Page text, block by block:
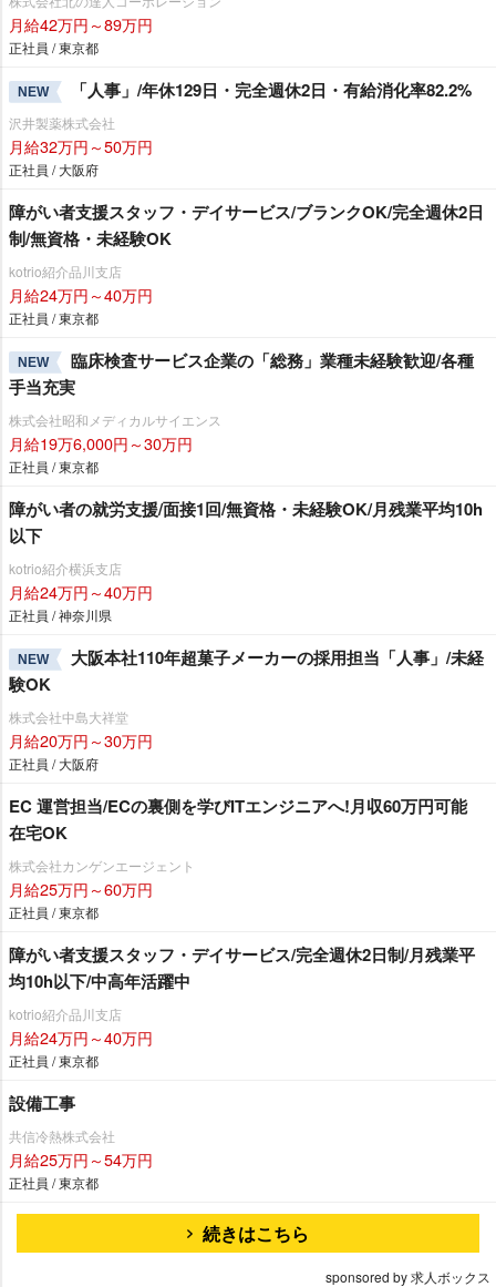
月給42万円～89万円
正社員 / 東京都
NEW 「人事」/年休129日・完全週休2日・有給消化率82.2%
沢井製薬株式会社
月給32万円～50万円
正社員 / 大阪府
障がい者支援スタッフ・デイサービス/ブランクOK/完全週休2日
制/無資格・未経験OK
kotrio紹介品川支店
月給24万円～40万円
正社員 / 東京都
NEW
臨床検査サービス企業の「総務」業種未経験歓迎/各種
手当充実
株式会社昭和メディカルサイエンス
月給19万6,000円～30万円
正社員 / 東京都
障がい者の就労支援/面接1回/無資格・未経験OK/月残業平均10h
以下
kotrio紹介横浜支店
月給24万円～40万円
正社員 / 神奈川県
NEW
大阪本社110年超菓子メーカーの採用担当「人事」/未経
験OK
株式会社中島大祥堂
月給20万円～30万円
正社員 / 大阪府
EC 運営担当/ECの裏側を学びITエンジニアへ!月収60万円可能
在宅OK
株式会社カンゲンエージェント
月給25万円～60万円
正社員 / 東京都
障がい者支援スタッフ・デイサービス/完全週休2日制/月残業平
均10h以下/中高年活躍中
kotrio紹介品川支店
月給24万円～40万円
正社員 / 東京都
設備工事
共信冷熱株式会社
月給25万円～54万円
正社員 / 東京都
続きはこちら
sponsored by 求人ボックス